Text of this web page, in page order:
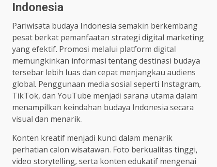
Indonesia
Pariwisata budaya Indonesia semakin berkembang
pesat berkat pemanfaatan strategi digital marketing
yang efektif. Promosi melalui platform digital
memungkinkan informasi tentang destinasi budaya
tersebar lebih luas dan cepat menjangkau audiens
global. Penggunaan media sosial seperti Instagram,
TikTok, dan YouTube menjadi sarana utama dalam
menampilkan keindahan budaya Indonesia secara
visual dan menarik.
Konten kreatif menjadi kunci dalam menarik
perhatian calon wisatawan. Foto berkualitas tinggi,
video storytelling, serta konten edukatif mengenai